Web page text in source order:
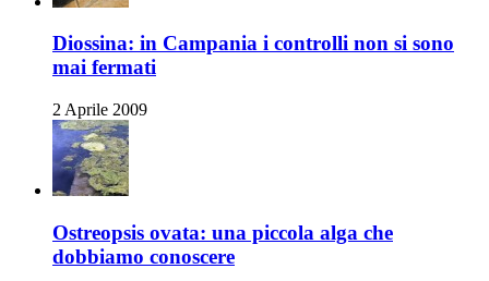
Diossina: in Campania i controlli non si sono
mai fermati
2 Aprile 2009
Ostreopsis ovata: una piccola alga che
dobbiamo conoscere